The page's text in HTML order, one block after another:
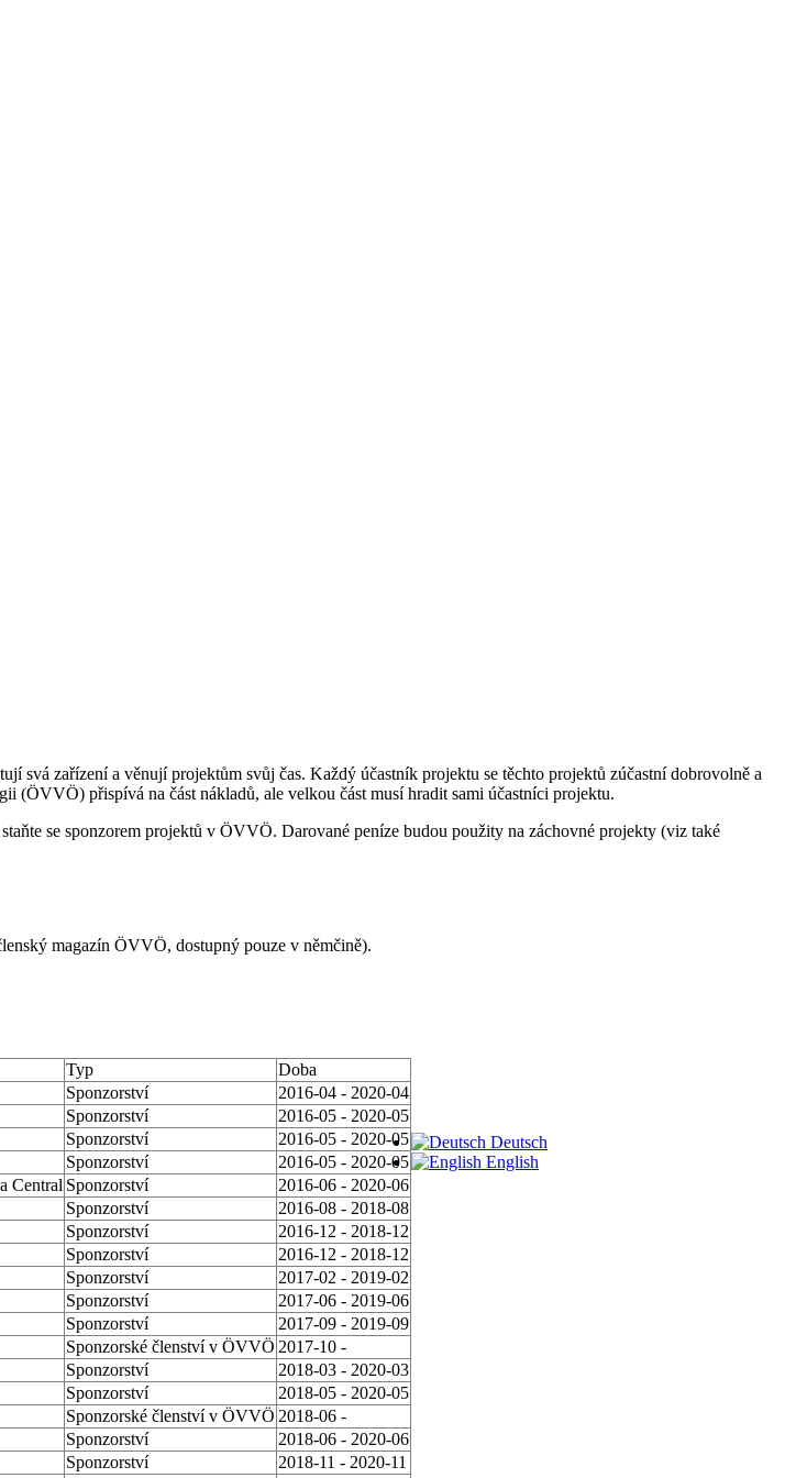
zařízení a věnují projektům svůj čas. Každý účastník projektu se těchto projektů zúčastní dobrovolně a
(ÖVVÖ) přispívá na část nákladů, ale velkou část musí hradit sami účastníci projektu.
se sponzorem projektů v ÖVVÖ. Darované peníze budou použity na záchovné projekty (viz také
magazín ÖVVÖ, dostupný pouze v němčině).
Typ
Doba
Sponzorství
2016-04 - 2020-04
Sponzorství
2016-05 - 2020-05
Sponzorství
2016-05 - 2020-05
Sponzorství
2016-05 - 2020-05
Central Sponzorství
2016-06 - 2020-06
Sponzorství
2016-08 - 2018-08
Sponzorství
2016-12 - 2018-12
Sponzorství
2016-12 - 2018-12
Sponzorství
2017-02 - 2019-02
Sponzorství
2017-06 - 2019-06
Sponzorství
2017-09 - 2019-09
Sponzorské členství v ÖVVÖ 2017-10 -
Sponzorství
2018-03 - 2020-03
Sponzorství
2018-05 - 2020-05
Sponzorské členství v ÖVVÖ 2018-06 -
Sponzorství
2018-06 - 2020-06
Sponzorství
2018-11 - 2020-11
Deutsch
English